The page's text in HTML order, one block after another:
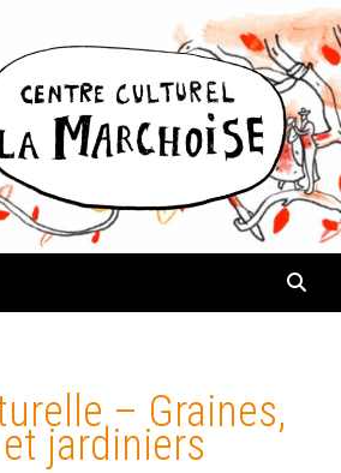
– Graines,
jardiniers